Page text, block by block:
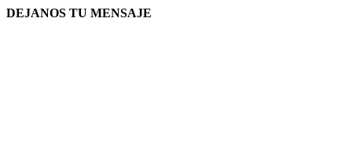
DEJANOS TU MENSAJE